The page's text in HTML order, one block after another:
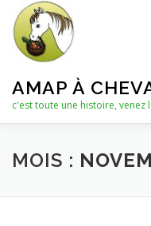
contenu
AMAP À
c'est toute une histoire, venez
QUI SOMMES-NOUS ?
MOIS :